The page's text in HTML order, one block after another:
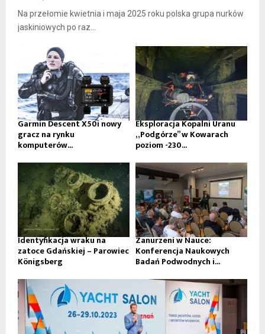
Na przełomie kwietnia i maja 2025 roku polska grupa nurków
jaskiniowych po raz...
Garmin Descent X50i nowy
gracz na rynku
komputerów...
Eksploracja Kopalni Uranu
„Podgórze” w Kowarach
poziom -230...
Identyfikacja wraku na
zatoce Gdańskiej – Parowiec
Königsberg
Zanurzeni w Nauce:
Konferencja Naukowych
Badań Podwodnych i...